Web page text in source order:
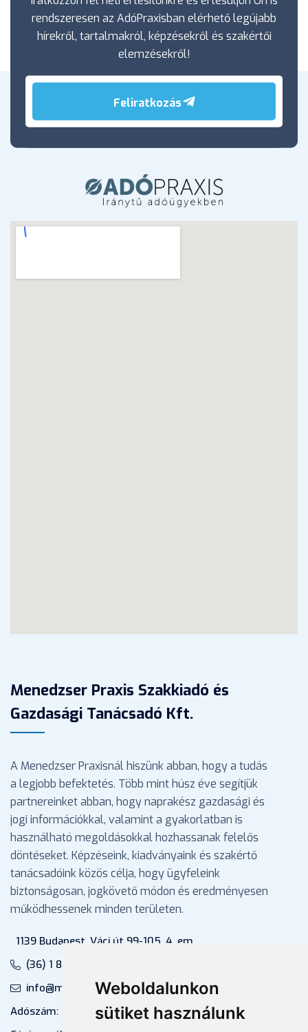
Weboldalunkon
sütiket használunk
rendszeresen az AdóPraxisban elérhető legújabb
hírekről, tartalmakról, képzésekről és szakértői
elemzésekről!
Feliratkozás
Menedzser Praxis Szakkiadó és
Gazdasági Tanácsadó Kft.
A Menedzser Praxisnál hiszünk abban, hogy a tudás
a legjobb befektetés. Több mint húsz éve segítjük
partnereinket abban, hogy naprakész gazdasági és
jogi információkkal, valamint a gyakorlatban is
használható megoldásokkal hozhassanak felelős
döntéseket. Képzéseink, kiadványaink és szakértő
tanácsadóink közös célja, hogy ügyfeleink
biztonságosan, jogkövető módon és eredményesen
működhessenek minden területen.
1139 Budapest, Váci út 99-105. 4. em.
(36) 1 880 76 00
info@mprx.hu
Adószám: 13598145-2-41